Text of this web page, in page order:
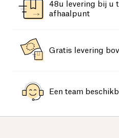
48u levering bij u
afhaalpunt
Gratis levering
Een team